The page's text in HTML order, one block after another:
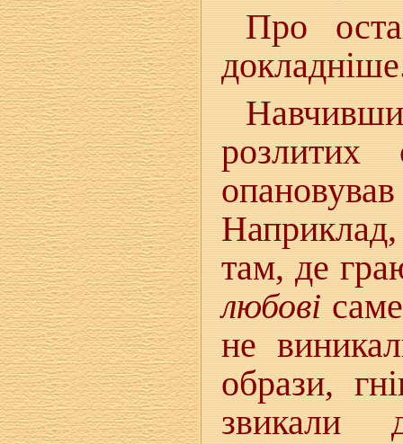
Про
розлитих
там, де
любовісаме
не
образи,
звикали